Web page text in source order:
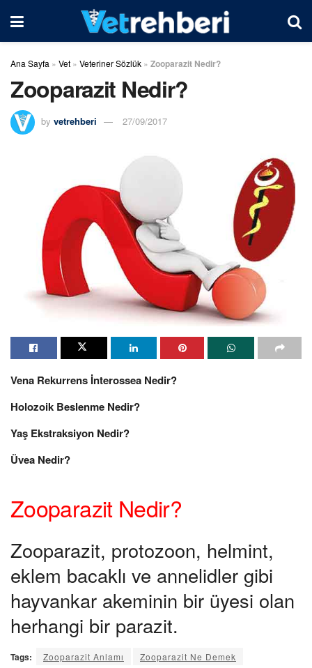
Ana Sayfa » Vet » Veteriner Sözlük » Zooparazit Nedir?
Zooparazit Nedir?
by vetrehberi 27/09/2017
Vena Rekurrens İnterossea Nedir?
Holozoik Beslenme Nedir?
Yaş Ekstraksiyon Nedir?
Üvea Nedir?
Zooparazit Nedir?
Zooparazit, protozoon, helmint,
eklem bacaklı ve annelidler gibi
hayvankar akeminin bir üyesi olan
herhangi bir parazit.
Tags: Zooparazit Anlamı
Zooparazit Ne Demek